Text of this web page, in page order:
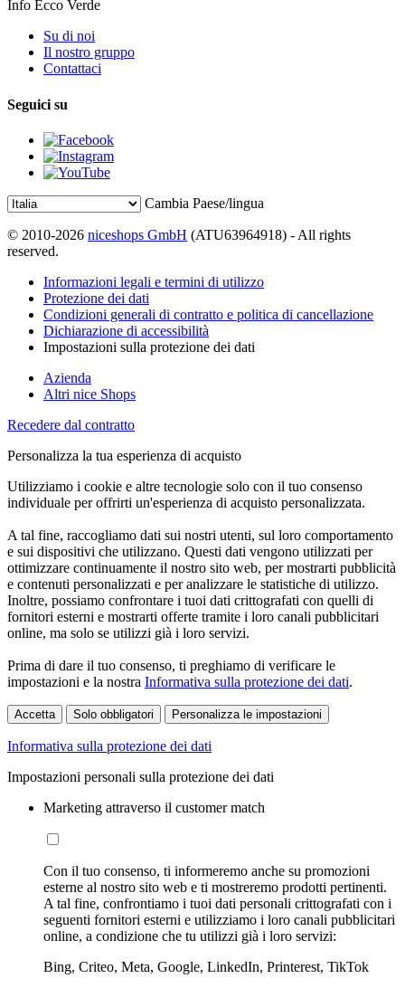
Info Ecco Verde
Su di noi
Il nostro gruppo
Contattaci
Seguici su
Cambia Paese/lingua
© 2010-2026 niceshops GmbH (ATU63964918) - All rights
reserved.
Informazioni legali e termini di utilizzo
Protezione dei dati
Condizioni generali di contratto e politica di cancellazione
Dichiarazione di accessibilità
Impostazioni sulla protezione dei dati
Azienda
Altri nice Shops
Recedere dal contratto
Personalizza la tua esperienza di acquisto
Utilizziamo i cookie e altre tecnologie solo con il tuo consenso
individuale per offrirti un'esperienza di acquisto personalizzata.
A tal fine, raccogliamo dati sui nostri utenti, sul loro comportamento
e sui dispositivi che utilizzano. Questi dati vengono utilizzati per
ottimizzare continuamente il nostro sito web, per mostrarti pubblicità
e contenuti personalizzati e per analizzare le statistiche di utilizzo.
Inoltre, possiamo confrontare i tuoi dati crittografati con quelli di
fornitori esterni e mostrarti offerte tramite i loro canali pubblicitari
online, ma solo se utilizzi già i loro servizi.
Prima di dare il tuo consenso, ti preghiamo di verificare le
impostazioni e la nostra Informativa sulla protezione dei dati.
Accetta Solo obbligatori Personalizza le impostazioni
Informativa sulla protezione dei dati
Impostazioni personali sulla protezione dei dati
Marketing attraverso il customer match
Con il tuo consenso, ti informeremo anche su promozioni
esterne al nostro sito web e ti mostreremo prodotti pertinenti.
A tal fine, confrontiamo i tuoi dati personali crittografati con i
seguenti fornitori esterni e utilizziamo i loro canali pubblicitari
online, a condizione che tu utilizzi già i loro servizi:
Bing, Criteo, Meta, Google, LinkedIn, Printerest, TikTok